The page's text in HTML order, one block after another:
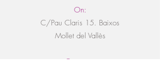
On:
C/Pau Claris 15. Baixos
Mollet del Vallès
Contacta: